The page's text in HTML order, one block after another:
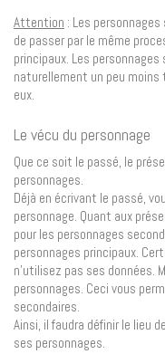
Attention : Les
de passer par le même
principaux. Les
naturellement un peu moins
eux.
Le vécu du personnage
Que ce soit le passé, le
personnages.
Déjà en écrivant le passé,
personnage. Quant aux
pour les personnages
personnages principaux.
n’utilisez pas ses données.
personnages. Ceci vous
secondaires.
Ainsi, il faudra définir le lieu
ses personnages.